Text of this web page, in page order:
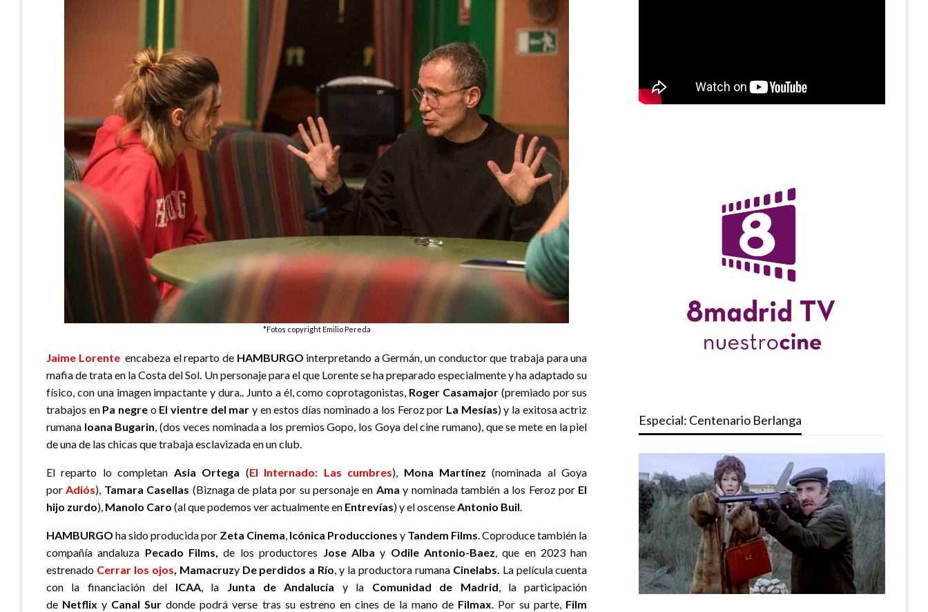
*Fotos copyright Emilio Pereda
Jaime Lorente encabeza el reparto de HAMBURGO interpretando a Germán, un conductor que trabaja para una
mafia de trata en la Costa del Sol. Un personaje para el que Lorente se ha preparado especialmente y ha adaptado su
físico, con una imagen impactante y dura.. Junto a él, como coprotagonistas, Roger Casamajor(premiado por sus
trabajos en Pa negre o El vientre del mary en estos días nominado a los Feroz por La Mesías) y la exitosa actriz
rumana Ioana Bugarin , (dos veces nominada a los premios Gopo, los Goya del cine rumano), que se mete en la piel
de una de las chicas que trabaja esclavizada en un club.
El reparto lo completan Asia Ortega (El Internado: Las cumbres), Mona Martínez (nominada al Goya
por Adiós), Tamara Casellas (Biznaga de plata por su personaje en Amay nominada también a los Feroz por El
hijo zurdo), Manolo Caro (al que podemos ver actualmente en Entrevías) y el oscense Antonio Buil
HAMBURGO ha sido producida por Zeta Cinema Icónica Producciones y Tandem Films . Coproduce también la
compañía andaluza Pecado Films,de los productores Jose Alba y Odile Antonio-Baez , que en 2023 han
estrenado Cerrar los ojos , Mamacruzy De perdidos a Río , y la productora rumana Cinelabs. La película cuenta
con la financiación del ICAA, la Junta de Andalucía y la Comunidad de Madrid , la participación
de Netflix y Canal Sur donde podrá verse tras su estreno en cines de la mano de Filmax Por su parte, Film
Especial: Centenario Berlanga